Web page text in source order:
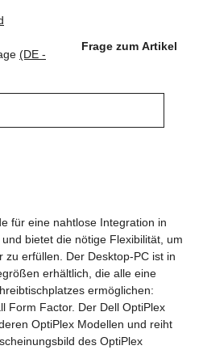
(DE -
Frage zum Artikel
für eine nahtlose Integration in
bietet die nötige Flexibilität, um
zu erfüllen. Der Desktop-PC ist in
erhältlich, die alle eine
ermöglichen:
Form Factor. Der Dell OptiPlex
OptiPlex Modellen und reiht
des OptiPlex